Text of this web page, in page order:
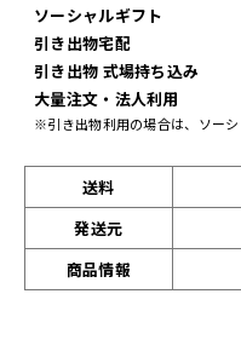
ソーシャルギフト
引き出物宅配
引き出物 式場持ち込み
大量注文・法人利用
※引き出物利用の場合は、ソーシ
送料
発送元
商品情報